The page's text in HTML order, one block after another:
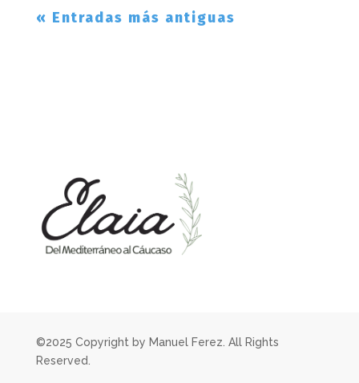
« Entradas más antiguas
©2025 Copyright by Manuel Ferez. All Rights
Reserved.